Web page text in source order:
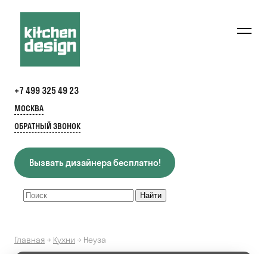
+7 499 325 49 23
МОСКВА
ОБРАТНЫЙ ЗВОНОК
Вызвать дизайнера бесплатно!
Главная→ Кухни → Неуза